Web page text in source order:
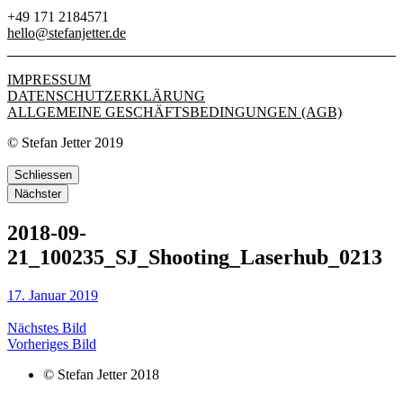
+49 171 2184571
hello@stefanjetter.de
IMPRESSUM
DATENSCHUTZERKLÄRUNG
ALLGEMEINE GESCHÄFTSBEDINGUNGEN (AGB)
© Stefan Jetter 2019
Schliessen
Nächster
2018-09-
21_100235_SJ_Shooting_Laserhub_0213
17. Januar 2019
Nächstes Bild
Vorheriges Bild
© Stefan Jetter 2018